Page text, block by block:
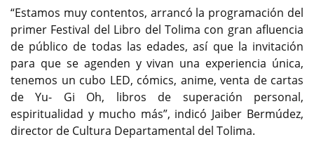
“Estamos muy contentos, arrancó la programación del
primer Festival del Libro del Tolima con gran afluencia
de público de todas las edades, así que la invitación
para que se agenden y vivan una experiencia única,
tenemos un cubo LED, cómics, anime, venta de cartas
de Yu- Gi Oh, libros de superación personal,
espiritualidad y mucho más”, indicó Jaiber Bermúdez,
director de Cultura Departamental del Tolima.